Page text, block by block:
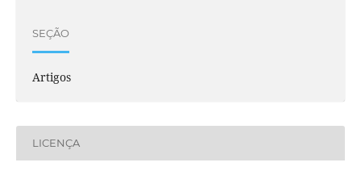
SEÇÃO
Artigos
LICENÇA